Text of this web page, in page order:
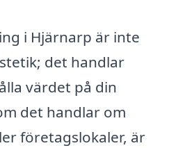
i Hjärnarp är inte
det handlar
värdet på din
det handlar om
företagslokaler, är